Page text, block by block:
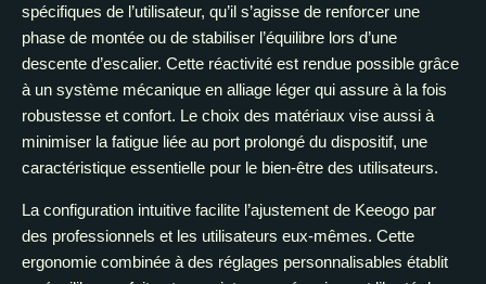
spécifiques de l’utilisateur, qu’il s’agisse de renforcer une
phase de montée ou de stabiliser l’équilibre lors d’une
descente d’escalier. Cette réactivité est rendue possible grâce
à un système mécanique en alliage léger qui assure à la fois
robustesse et confort. Le choix des matériaux vise aussi à
minimiser la fatigue liée au port prolongé du dispositif, une
caractéristique essentielle pour le bien-être des utilisateurs.
La configuration intuitive facilite l’ajustement de Keeogo par
des professionnels et les utilisateurs eux-mêmes. Cette
ergonomie combinée à des réglages personnalisables établit